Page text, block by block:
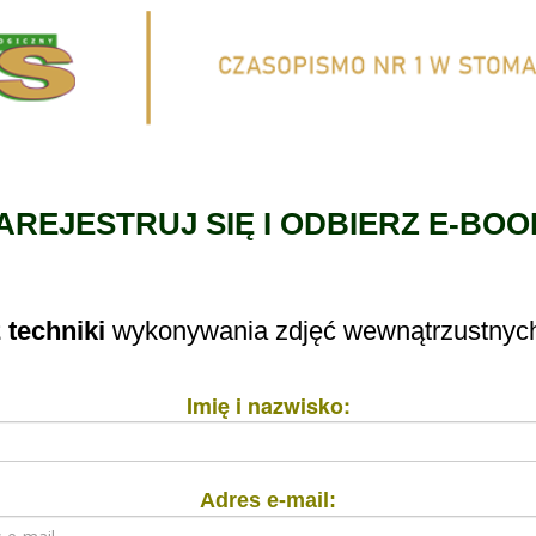
SIĘ I ODBIERZ E-
techniki wykonywania zdjęć
Imię i nazwisko:
Adres e-mail: